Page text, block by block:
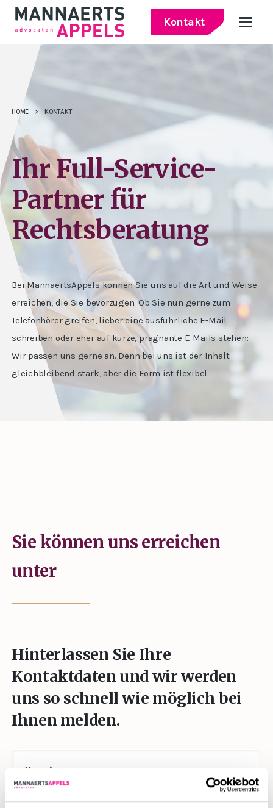
Kontakt
HOME > KONTAKT
Ihr Full-Service-
Partner für
Rechtsberatung
Bei MannaertsAppels können Sie uns auf die Art und Weise
erreichen, die Sie bevorzugen. Ob Sie nun gerne zum
Telefonhörer greifen, lieber eine ausführliche E-Mail
schreiben oder eher auf kurze, prägnante E-Mails stehen:
Wir passen uns gerne an. Denn bei uns ist der Inhalt
gleichbleibend stark, aber die Form ist flexibel.
Sie können uns erreichen
unter
Hinterlassen Sie Ihre
Kontaktdaten und wir werden
uns so schnell wie möglich bei
Ihnen melden.
(erforderlich)